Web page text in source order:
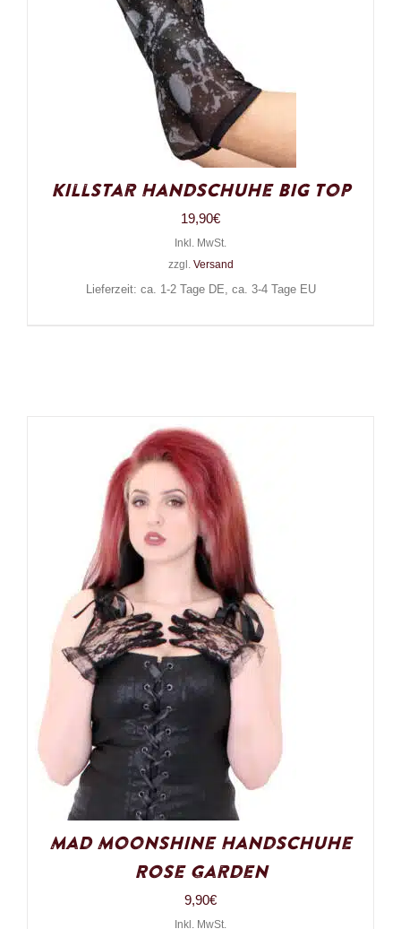
Killstar Handschuhe Big Top
19,90€
Inkl. MwSt.
zzgl. Versand
Lieferzeit: ca. 1-2 Tage DE, ca. 3-4 Tage EU
Mad Moonshine Handschuhe
Rose Garden
9,90€
Inkl. MwSt.